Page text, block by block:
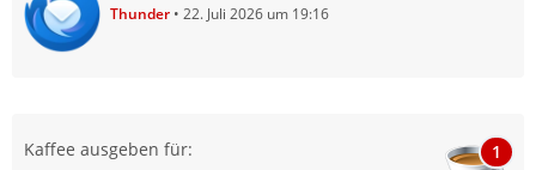
Thunder 22. Juli 2026 um 19:16
Kaffee ausgeben für: 1